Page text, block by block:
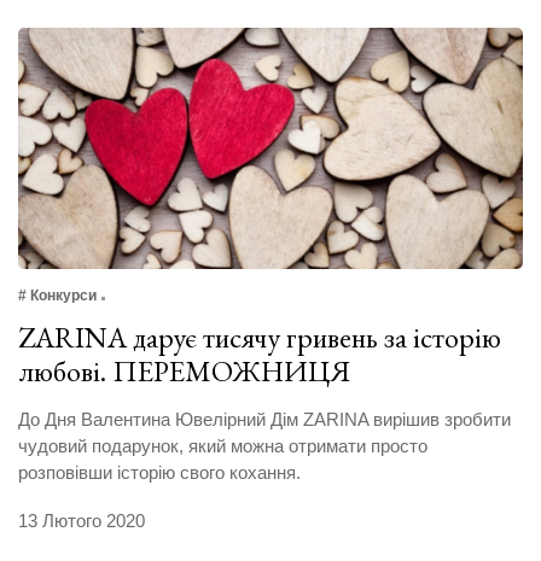
# Конкурси
ZARINA дарує тисячу гривень за історію
любові. ПЕРЕМОЖНИЦЯ
До Дня Валентина Ювелірний Дім ZARINA вирішив зробити
чудовий подарунок, який можна отримати просто
розповівши історію свого кохання.
13 Лютого 2020